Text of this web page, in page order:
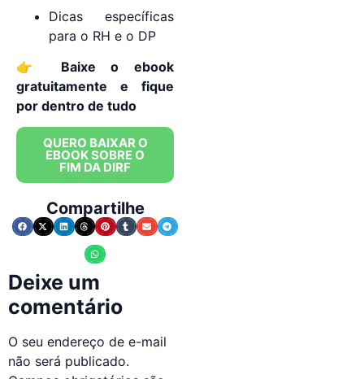
Dicas específicas
para o RH e o DP
👉 Baixe o ebook
gratuitamente e fique
por dentro de tudo
QUERO BAIXAR O
EBOOK SOBRE O
FIM DA DIRF
Compartilhe
Deixe um
comentário
O seu endereço de e-mail
não será publicado.